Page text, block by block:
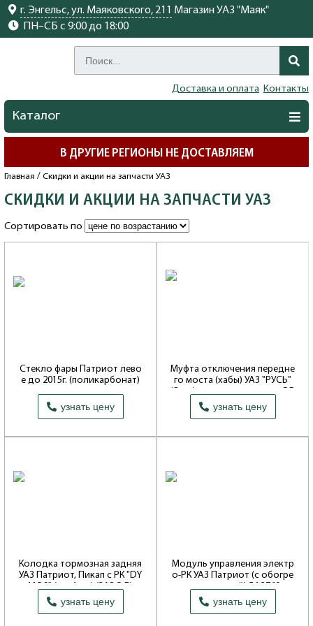
г. Энгельс, ул. Маяковского, 211 Магазин УАЗ "Маяк"
ПН–СБ с 9:00 до 18:00
Доставка и оплата Контакты
Каталог
В ДРУГИЕ РЕГИОНЫ НЕ ДОСТАВЛЯЕМ
Главная / Скидки и акции на запчасти УАЗ
СКИДКИ И АКЦИИ НА ЗАПЧАСТИ УАЗ
Сортировать по
Стекло фары Патриот лево
е до 2015г. (поликарбонат)
Производитель: ПРОЧИЕ
ПРОИЗВОДИТЕЛИ
0 ₽ узнать цену
Муфта отключения передне
го моста (хабы) УАЗ "РУСЬ"
Производитель: ПРОЧИЕ
4 731 ₽
узнать цену
Колодка тормозная задняя
УАЗ Патриот, Пикап с РК "DY
Производитель: ОАО УАЗ
4 769 ₽
узнать цену
Модуль управления электр
о-РК УАЗ Патриот (с обогре
Производитель: АВАР (Псков)
5 198 ₽
узнать цену